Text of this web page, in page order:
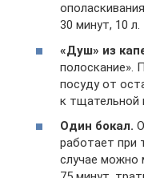
30 минут, 10 л.
«Душ» из
полоскание».
посуду от
к тщательной
Один бокал.
работает при
случае можно